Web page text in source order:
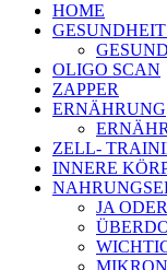
HOME
OLIGO SCAN
ZAPPER
ERNÄHRUNG
ZELL-
INNERE
JA